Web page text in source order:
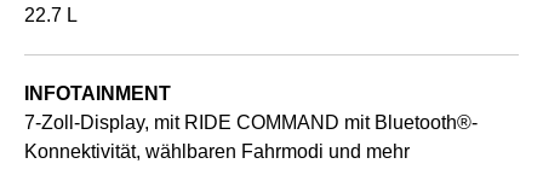
22.7 L
INFOTAINMENT
7-Zoll-Display, mit RIDE COMMAND mit Bluetooth®-
Konnektivität, wählbaren Fahrmodi und mehr